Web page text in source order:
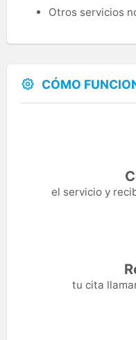
Otros servicios
CÓMO
el servicio y
tu cita